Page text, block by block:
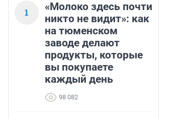
1
«Молоко здесь почти
никто не видит»: как
на тюменском
заводе делают
продукты, которые
вы покупаете
каждый день
98 082